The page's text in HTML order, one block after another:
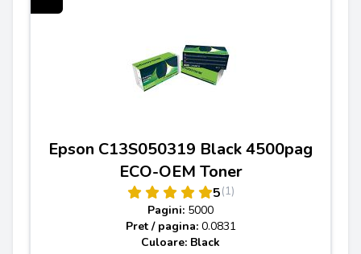
Epson C13S050319 Black 4500pag
ECO-OEM Toner
5(1)
Pagini: 5000
Pret / pagina: 0.0831
Culoare: Black